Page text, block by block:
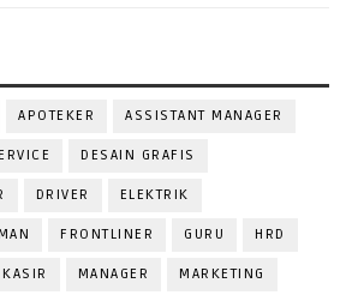
APOTEKER ASSISTANT MANAGER
DESAIN GRAFIS
DRIVER ELEKTRIK
FRONTLINER GURU HRD
KASIR MANAGER MARKETING